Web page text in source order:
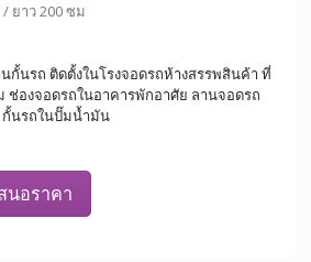
ยาว 200 ซม
กั้นรถ ติดตั้งในโรงจอดรถห้างสรรพสินค้า ที่
ช่องจอดรถในอาคารพักอาศัย ลานจอดรถ
กั้นรถในปั๊มน้ำมัน
นอราคา